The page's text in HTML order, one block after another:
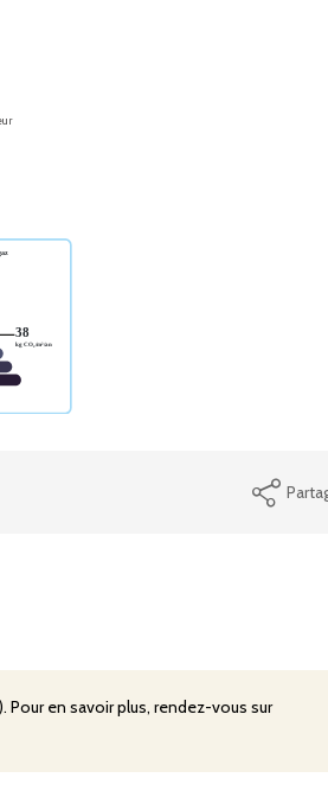
Pour en savoir plus, rendez-vous sur